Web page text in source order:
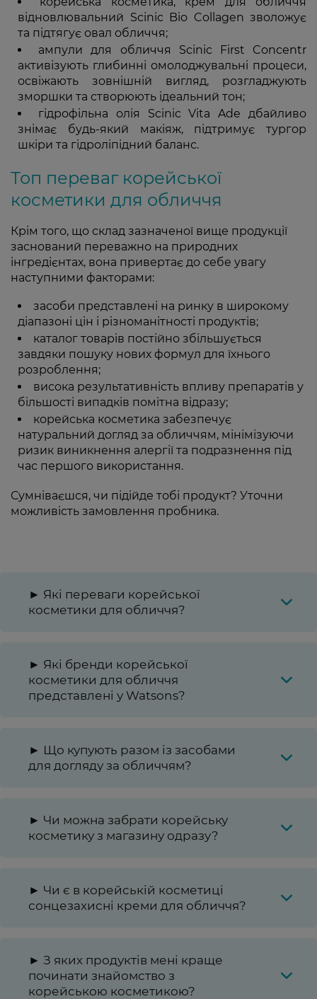
відновлювальний Scinic Bio Collagen зволожує
та підтягує овал обличчя;
ампули для обличчя Scinic First Concentr
активізують глибинні омолоджувальні процеси,
освіжають зовнішній вигляд, розгладжують
зморшки та створюють ідеальний тон;
гідрофільна олія Scinic Vita Ade дбайливо
знімає будь-який макіяж, підтримує тургор
шкіри та гідроліпідний баланс.
Топ переваг корейської
косметики для обличчя
Крім того, що склад зазначеної вище продукції
заснований переважно на природних
інгредієнтах, вона привертає до себе увагу
наступними факторами:
засоби представлені на ринку в широкому
діапазоні цін і різноманітності продуктів;
каталог товарів постійно збільшується
завдяки пошуку нових формул для їхнього
розроблення;
висока результативність впливу препаратів у
більшості випадків помітна відразу;
корейська косметика забезпечує
натуральний догляд за обличчям, мінімізуючи
ризик виникнення алергії та подразнення під
час першого використання.
Сумніваєшся, чи підійде тобі продукт? Уточни
можливість замовлення пробника.
► Які переваги корейської
косметики для обличчя?
► Які бренди корейської
косметики для обличчя
представлені у Watsons?
► Що купують разом із засобами
для догляду за обличчям?
► Чи можна забрати корейську
косметику з магазину одразу?
► Чи є в корейській косметиці
сонцезахисні креми для обличчя?
► З яких продуктів мені краще
починати знайомство з
корейською косметикою?